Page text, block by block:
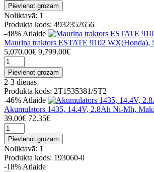
Pievienot grozam
Noliktavā: 1
Produkta kods: 4932352656
-48% Atlaide
Mauriņa traktors ESTATE 9102 WX(Honda),
5,070.00€ 9,799.00€
Pievienot grozam
2-3 dienas
Produkta kods: 2T1535381/ST2
-46% Atlaide
Akumulators 1435, 14.4V, 2.8Ah Ni-Mh,
39.00€ 72.35€
Pievienot grozam
Noliktavā: 1
Produkta kods: 193060-0
-18% Atlaide